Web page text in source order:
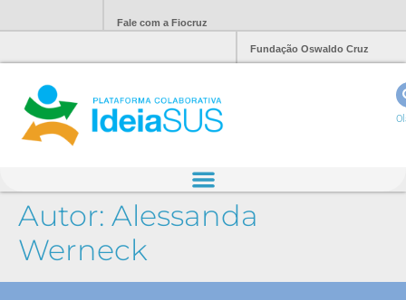
Fale com a Fiocruz
Fundação Oswaldo Cruz
Autor: Alessanda
Werneck